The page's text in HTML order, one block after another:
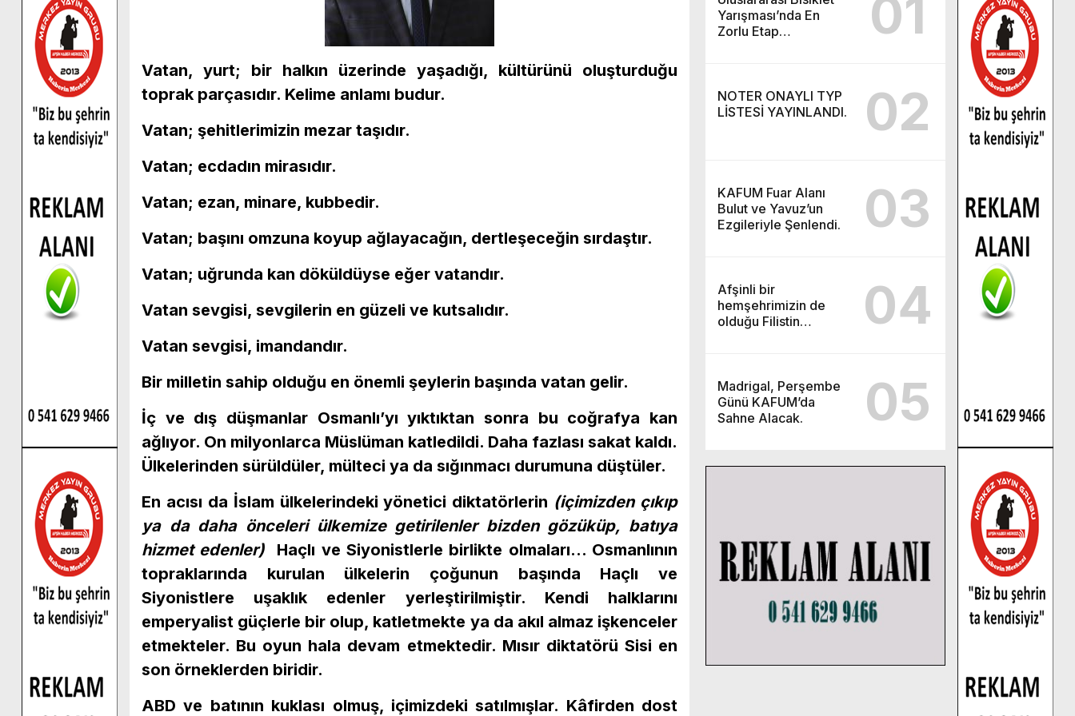
Yarışması’nda En
Zorlu Etap
01
NOTER ONAYLI TYP
LİSTESİ YAYINLANDI.
02
KAFUM Fuar Alanı
Bulut ve Yavuz’un
Ezgileriyle Şenlendi.
03
Afşinli bir
hemşehrimizin de
olduğu Filistin
04
Madrigal, Perşembe
Günü KAFUM’da
Sahne Alacak.
05
Vatan, yurt; bir halkın üzerinde yaşadığı, kültürünü oluşturduğu
toprak parçasıdır. Kelime anlamı budur.
Vatan; şehitlerimizin mezar taşıdır.
Vatan; ecdadın mirasıdır.
Vatan; ezan, minare, kubbedir.
Vatan; başını omzuna koyup ağlayacağın, dertleşeceğin sırdaştır.
Vatan; uğrunda kan döküldüyse eğer vatandır.
Vatan sevgisi, sevgilerin en güzeli ve kutsalıdır.
Vatan sevgisi, imandandır.
Bir milletin sahip olduğu en önemli şeylerin başında vatan gelir.
İç ve dış düşmanlar Osmanlı’yı yıktıktan sonra bu coğrafya kan
ağlıyor. On milyonlarca Müslüman katledildi. Daha fazlası sakat kaldı.
Ülkelerinden sürüldüler, mülteci ya da sığınmacı durumuna düştüler.
En acısı da İslam ülkelerindeki yönetici diktatörlerin (içimizden çıkıp
ya da daha önceleri ülkemize getirilenler bizden gözüküp, batıya
hizmet edenler) Haçlı ve Siyonistlerle birlikte olmaları… Osmanlının
topraklarında kurulan ülkelerin çoğunun başında Haçlı ve
Siyonistlere uşaklık edenler yerleştirilmiştir. Kendi halklarını
emperyalist güçlerle bir olup, katletmekte ya da akıl almaz işkenceler
etmekteler. Bu oyun hala devam etmektedir. Mısır diktatörü Sisi en
son örneklerden biridir.
ABD ve batının kuklası olmuş, içimizdeki satılmışlar. Kâfirden dost